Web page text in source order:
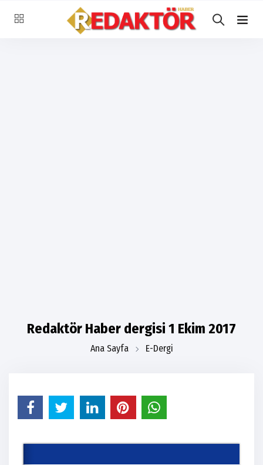
Redaktör Haber dergisi 1 Ekim 2017
Ana Sayfa E-Dergi